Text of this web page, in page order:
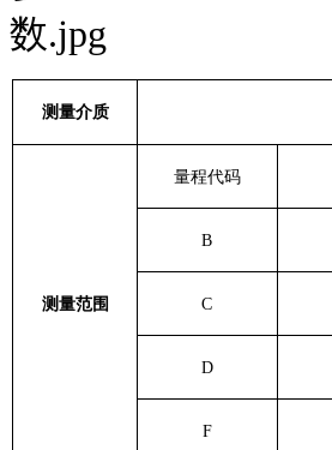
测量介质
测量范围
量程代码
B
C
D
F